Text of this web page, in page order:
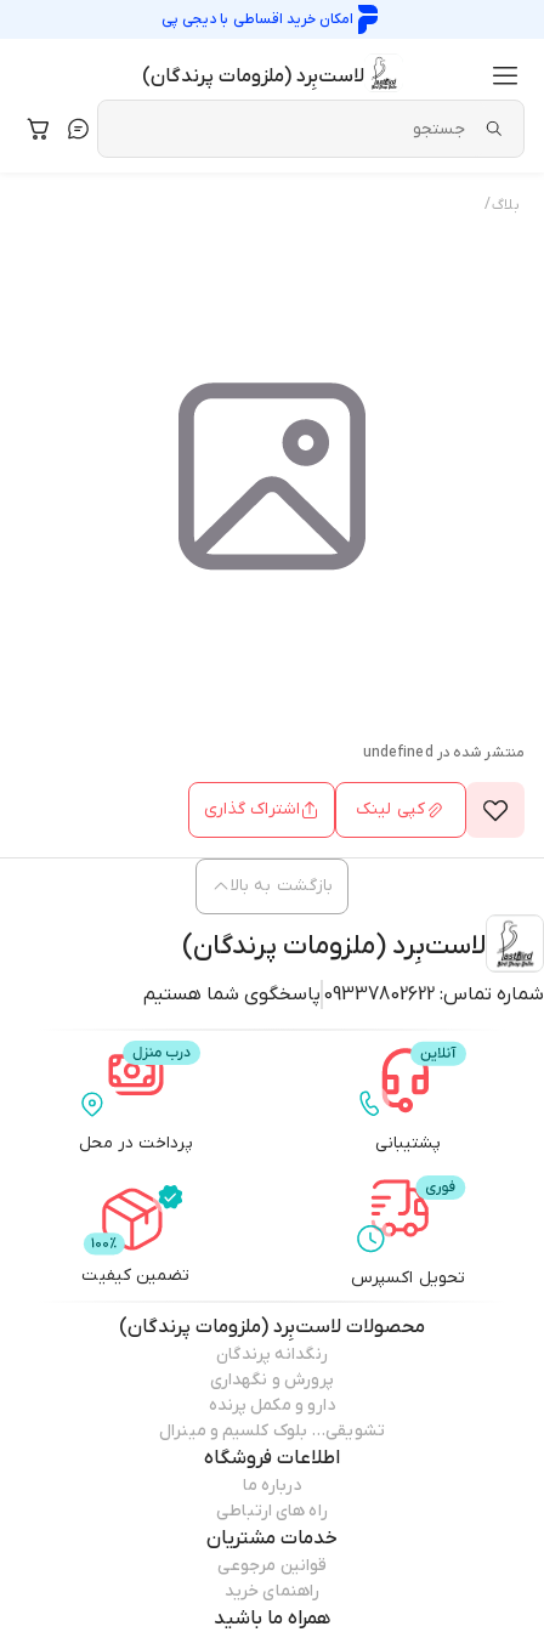
امکان خرید اقساطی بادیجی پی
لاست‌بِرد (ملزومات پرندگان)
بلاگ/
منتشر شده در undefined
کپی لینک اشتراک گذاری
لاست‌بِرد (ملزومات پرندگان)
شماره تماس: 09337802622 پاسخگوی شما هستیم
بازگشت به بالا
پشتیبانی پرداخت در محل
تحویل اکسپرس تضمین کیفیت
محصولات لاست‌بِرد (ملزومات پرندگان)
رنگدانه پرندگان
پرورش و نگهداری
دارو و مکمل پرنده
تشویقی… بلوک کلسیم و مینرال
اطلاعات فروشگاه
درباره ما
راه های ارتباطی
خدمات مشتریان
قوانین مرجوعی
راهنمای خرید
همراه ما باشید